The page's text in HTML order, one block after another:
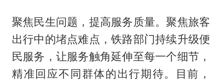
聚焦民生问题，提高服务质量。聚焦旅客
出行中的堵点难点，铁路部门持续升级便
民服务，让服务触角延伸至每一个细节，
精准回应不同群体的出行期待。目前，